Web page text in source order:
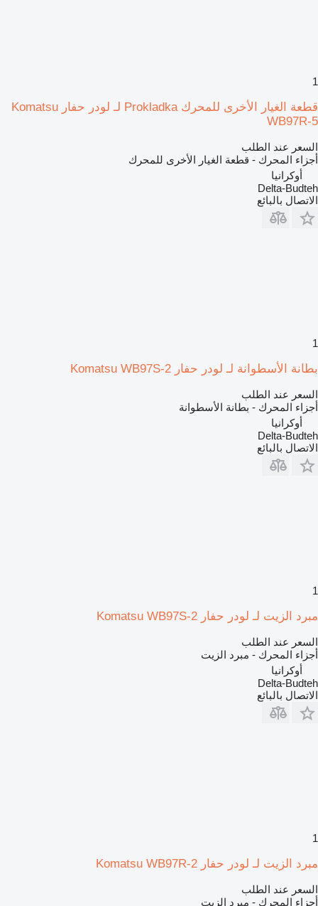
1
قطعة الغيار الأخرى للمحرك Prokladka لـ لودر حفار Komatsu
WB97R-5
السعر عند الطلب
أجزاء المحرك - قطعة الغيار الأخرى للمحرك
أوكرانيا
Delta-Budteh
الاتصال بالبائع
1
بطانة الأسطوانة لـ لودر حفار Komatsu WB97S-2
السعر عند الطلب
أجزاء المحرك - بطانة الأسطوانة
أوكرانيا
Delta-Budteh
الاتصال بالبائع
1
مبرد الزيت لـ لودر حفار Komatsu WB97S-2
السعر عند الطلب
أجزاء المحرك - مبرد الزيت
أوكرانيا
Delta-Budteh
الاتصال بالبائع
1
مبرد الزيت لـ لودر حفار Komatsu WB97R-2
السعر عند الطلب
أجزاء المحرك - مبرد الزيت